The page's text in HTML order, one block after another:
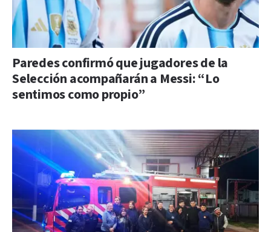
Paredes confirmó que jugadores de la
Selección acompañarán a Messi: “Lo
sentimos como propio”